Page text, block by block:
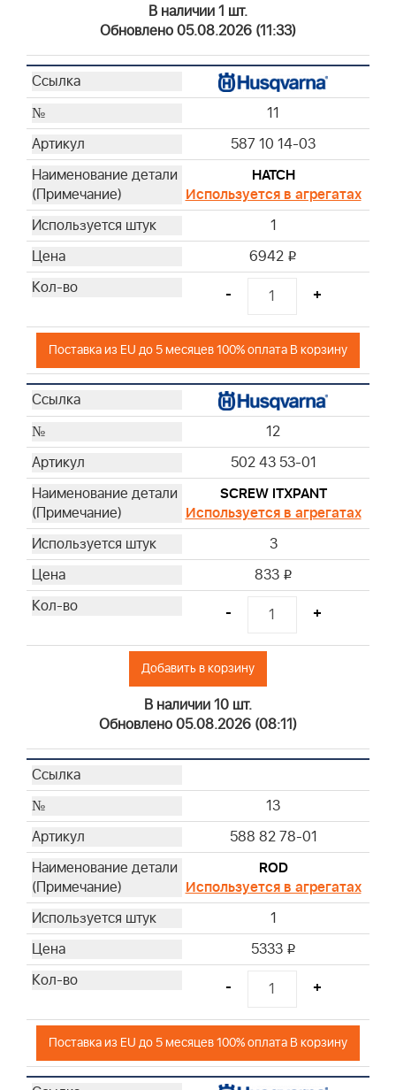
В наличии 1 шт.
Обновлено 05.08.2026 (11:33)
11
587 10 14-03
HATCH
Используется в агрегатах
1
6942 i
- +
Поставка из EU до 5 месяцев 100% оплата В корзину
12
502 43 53-01
SCREW ITXPANT
Используется в агрегатах
3
833 i
- +
Добавить в корзину
В наличии 10 шт.
Обновлено 05.08.2026 (08:11)
13
588 82 78-01
ROD
Используется в агрегатах
1
5333 i
- +
Поставка из EU до 5 месяцев 100% оплата В корзину